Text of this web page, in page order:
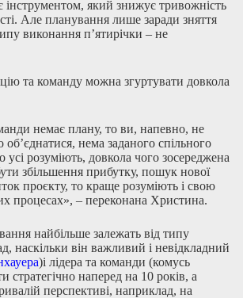
інструментом, який знижує тривожність
Але планування лише заради зняття
виконання п’ятирічки – не
та команду можна згуртувати довкола
немає плану, то ви, напевно, не
об’єднатися, нема заданого спільного
усі розуміють, довкола чого зосереджена
збільшення прибутку, пошук нової
проєкту, то краще розуміють і свою
процесах», – переконана Христина.
найбільше залежать від типу
наскільки він важливий і невідкладний
)і лідера та команди (комусь
стратегічно наперед на 10 років, а
перспективі, наприклад, на